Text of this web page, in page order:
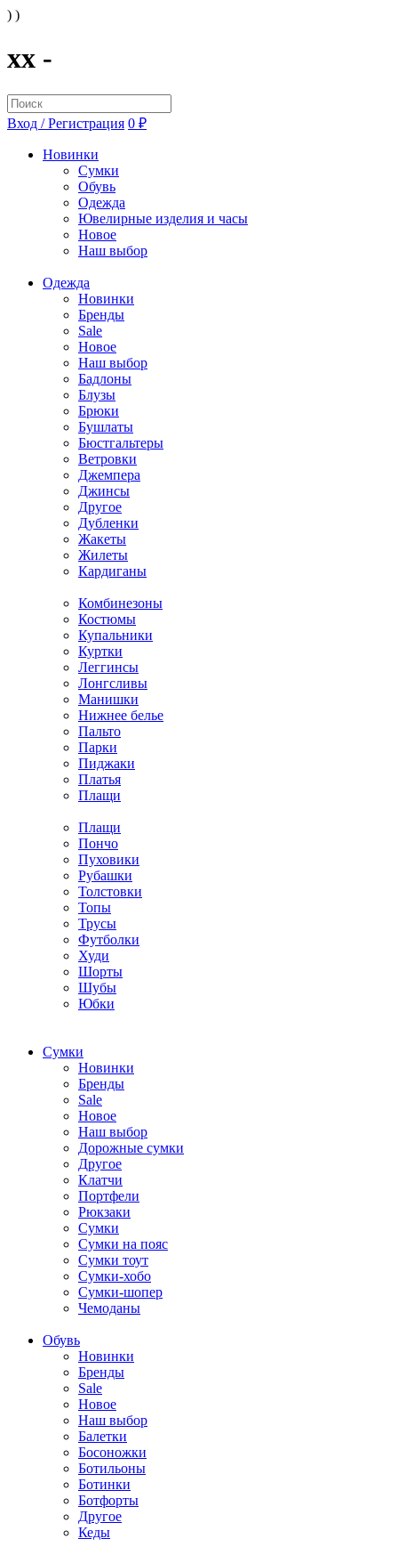
) )
xx -
Вход / Регистрация 0 ₽
Новинки
Сумки
Обувь
Одежда
Ювелирные изделия и часы
Новое
Наш выбор
Одежда
Новинки
Бренды
Sale
Новое
Наш выбор
Бадлоны
Блузы
Брюки
Бушлаты
Бюстгальтеры
Ветровки
Джемпера
Джинсы
Другое
Дубленки
Жакеты
Жилеты
Кардиганы
Комбинезоны
Костюмы
Купальники
Куртки
Леггинсы
Лонгсливы
Манишки
Нижнее белье
Пальто
Парки
Пиджаки
Платья
Плащи
Плащи
Пончо
Пуховики
Рубашки
Толстовки
Топы
Трусы
Футболки
Худи
Шорты
Шубы
Юбки
Cумки
Новинки
Бренды
Sale
Новое
Наш выбор
Дорожные сумки
Другое
Клатчи
Портфели
Рюкзаки
Сумки
Сумки на пояс
Сумки тоут
Сумки-хобо
Сумки-шопер
Чемоданы
Обувь
Новинки
Бренды
Sale
Новое
Наш выбор
Балетки
Босоножки
Ботильоны
Ботинки
Ботфорты
Другое
Кеды